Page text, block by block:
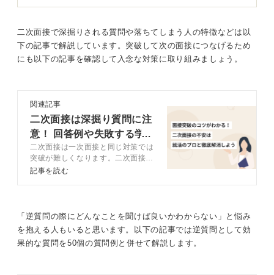
について教えていただけますか？
題は何ですか？
・その課題に対して、私はどのように貢献できるとお考
えでしょうか？
また、「入社日までに、特に勉強しておいたり、身に付
けておいたりすべきスキルや知識はありますか？」とい
う質問は、あなたの意欲を示すと同時に、入社後のミス
マッチを防ぐことにもつながるため、非常におすすめで
す。
1
二次面接で深掘りされる質問や落ちてしまう人の特徴などは以
下の記事で解説しています。突破して次の面接につなげるため
にも以下の記事を確認して入念な対策に取り組みましょう。
関連記事
二次面接は深掘り質問に注
意！ 回答例や失敗する学
生の特徴を解説
二次面接は一次面接と同じ対策では
突破が難しくなります。二次面接の
特徴や評価基準を理解しておきまし
コンサルタントが解説します。
記事を読む
「逆質問の際にどんなことを聞けば良いかわからない」と悩み
を抱える人もいると思います。以下の記事では逆質問として効
果的な質問を50個の質問例と併せて解説します。